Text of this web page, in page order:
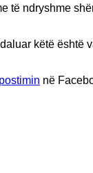
të ndryshme
këtë është
postimin në